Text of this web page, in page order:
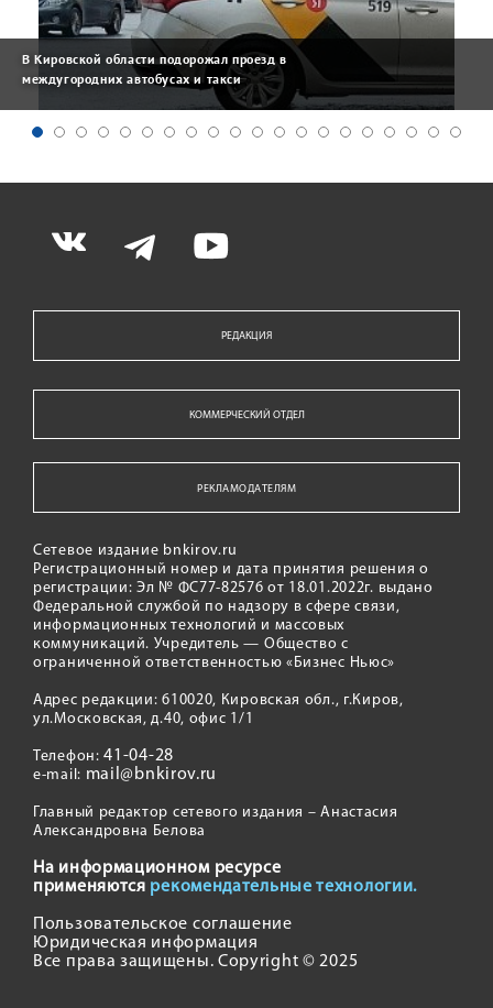
В Кировской области подорожал проезд в
междугородних автобусах и такси
РЕДАКЦИЯ
КОММЕРЧЕСКИЙ ОТДЕЛ
РЕКЛАМОДАТЕЛЯМ
Сетевое издание bnkirov.ru
Регистрационный номер и дата принятия решения о
регистрации: Эл № ФС77-82576 от 18.01.2022г. выдано
Федеральной службой по надзору в сфере связи,
информационных технологий и массовых
коммуникаций. Учредитель — Общество с
ограниченной ответственностью «Бизнес Ньюс»
Адрес редакции: 610020, Кировская обл., г.Киров,
ул.Московская, д.40, офис 1/1
Телефон:41-04-28
e-mail: mail@bnkirov.ru
Главный редактор сетевого издания – Анастасия
Александровна Белова
На информационном ресурсе
применяются рекомендательные технологии.
Пользовательское соглашение
Юридическая информация
Все права защищены. Copyright © 2025